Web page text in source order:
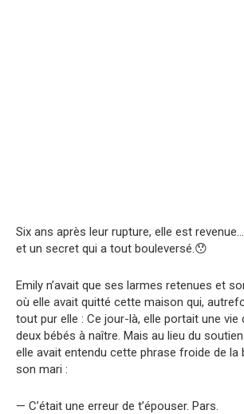
Six ans après leur rupture, elle est
et un secret qui a tout bouleversé.😯
Emily n’avait que ses larmes retenues et
où elle avait quitté cette maison qui,
tout pur elle : Ce jour-là, elle portait une vie
deux bébés à naître. Mais au lieu du soutien
elle avait entendu cette phrase froide de la
son mari :
— C’était une erreur de t’épouser. Pars.